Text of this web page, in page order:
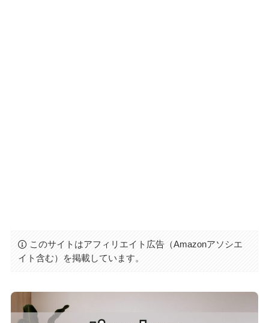
このサイトはアフィリエイト広告（Amazonアソシエ
イト含む）を掲載しています。